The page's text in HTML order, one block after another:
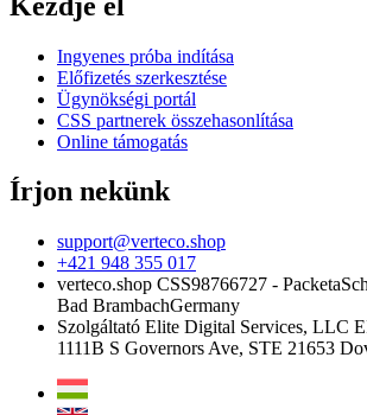
Ingyenes próba indítása
Előfizetés szerkesztése
Ügynökségi portál
CSS partnerek összehasonlítása
Online támogatás
Írjon nekünk
support@verteco.shop
+421 948 355 017
verteco.shop CSS98766727 - Packeta
Bad BrambachGermany
Szolgáltató Elite Digital Services, LLC
1111B S Governors Ave, STE 21653